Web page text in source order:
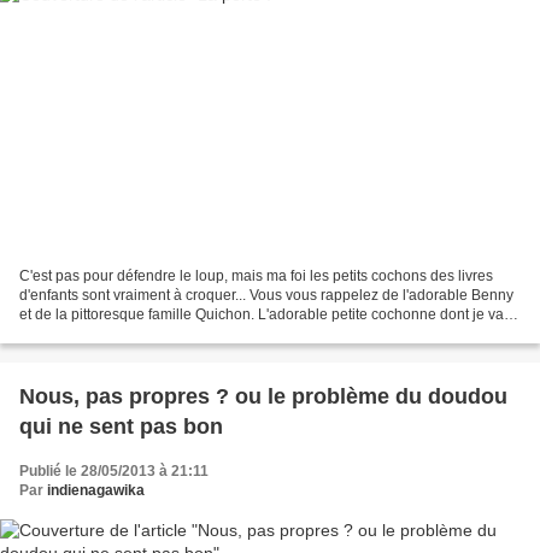
C'est pas pour défendre le loup, mais ma foi les petits cochons des livres
d'enfants sont vraiment à croquer... Vous vous rappelez de l'adorable Benny
et de la pittoresque famille Quichon. L'adorable petite cochonne dont je vais
Nous, pas propres ? ou le problème du doudou
qui ne sent pas bon
Publié le 28/05/2013 à 21:11
Par indienagawika